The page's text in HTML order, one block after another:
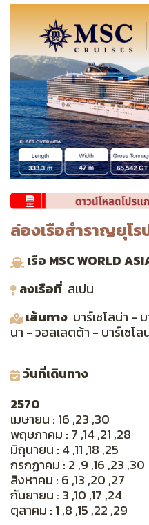
ล่องเรือสำราญยุโ
เรือ MSC WORLD
ลงเรือที่ สเปน
เส้นทาง บาร์เซโลน่า -
นา - วอลเลตต้า - บาร์เซโล
วันที่เดินทาง
2570
เมษายน : 16 ,23 ,30
พฤษภาคม : 7 ,14 ,21 ,28
มิถุนายน : 4 ,11 ,18 ,25
กรกฏาคม : 2 ,9 ,16 ,23 ,30
สิงหาคม : 6 ,13 ,20 ,27
กันยายน : 3 ,10 ,17 ,24
ตุลาคม : 1 ,8 ,15 ,22 ,29